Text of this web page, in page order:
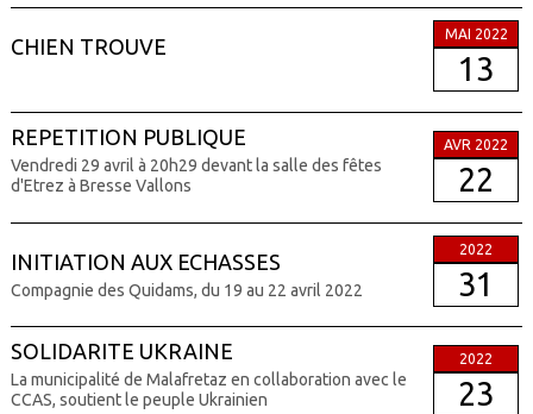
CHIEN TROUVE
MAI 2022
13
REPETITION PUBLIQUE
Vendredi 29 avril à 20h29 devant la salle des fêtes
d'Etrez à Bresse Vallons
AVR 2022
22
INITIATION AUX ECHASSES
Compagnie des Quidams, du 19 au 22 avril 2022
2022
31
SOLIDARITE UKRAINE
La municipalité de Malafretaz en collaboration avec le
CCAS, soutient le peuple Ukrainien
2022
23